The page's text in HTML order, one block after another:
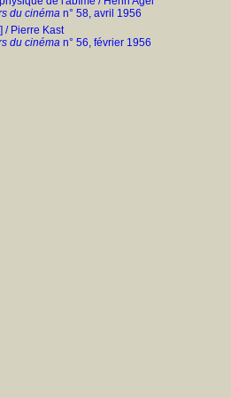
du cinéma n° 58, avril 1956
/ Pierre Kast
du cinéma n° 56, février 1956